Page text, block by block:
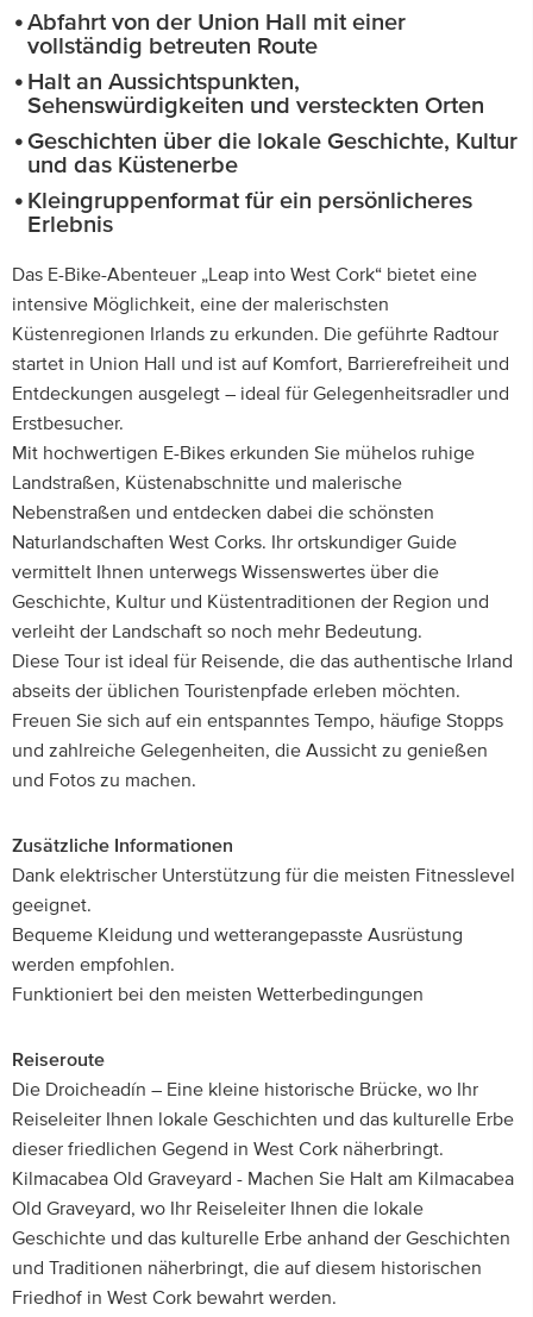
Abfahrt von der Union Hall mit einer
vollständig betreuten Route
Halt an Aussichtspunkten,
Sehenswürdigkeiten und versteckten Orten
Geschichten über die lokale Geschichte, Kultur
und das Küstenerbe
Kleingruppenformat für ein persönlicheres
Erlebnis
Das E-Bike-Abenteuer „Leap into West Cork“ bietet eine
intensive Möglichkeit, eine der malerischsten
Küstenregionen Irlands zu erkunden. Die geführte Radtour
startet in Union Hall und ist auf Komfort, Barrierefreiheit und
Entdeckungen ausgelegt – ideal für Gelegenheitsradler und
Erstbesucher.
Mit hochwertigen E-Bikes erkunden Sie mühelos ruhige
Landstraßen, Küstenabschnitte und malerische
Nebenstraßen und entdecken dabei die schönsten
Naturlandschaften West Corks. Ihr ortskundiger Guide
vermittelt Ihnen unterwegs Wissenswertes über die
Geschichte, Kultur und Küstentraditionen der Region und
verleiht der Landschaft so noch mehr Bedeutung.
Diese Tour ist ideal für Reisende, die das authentische Irland
abseits der üblichen Touristenpfade erleben möchten.
Freuen Sie sich auf ein entspanntes Tempo, häufige Stopps
und zahlreiche Gelegenheiten, die Aussicht zu genießen
und Fotos zu machen.
Zusätzliche Informationen
Dank elektrischer Unterstützung für die meisten Fitnesslevel
geeignet.
Bequeme Kleidung und wetterangepasste Ausrüstung
werden empfohlen.
Funktioniert bei den meisten Wetterbedingungen
Reiseroute
Die Droicheadín – Eine kleine historische Brücke, wo Ihr
Reiseleiter Ihnen lokale Geschichten und das kulturelle Erbe
dieser friedlichen Gegend in West Cork näherbringt.
Kilmacabea Old Graveyard - Machen Sie Halt am Kilmacabea
Old Graveyard, wo Ihr Reiseleiter Ihnen die lokale
Geschichte und das kulturelle Erbe anhand der Geschichten
und Traditionen näherbringt, die auf diesem historischen
Friedhof in West Cork bewahrt werden.